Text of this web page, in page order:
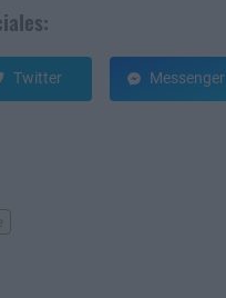
Twitter Messenger